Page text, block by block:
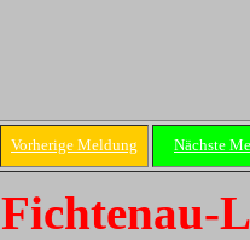
Vorherige Meldung Nächste
Fichtenau-